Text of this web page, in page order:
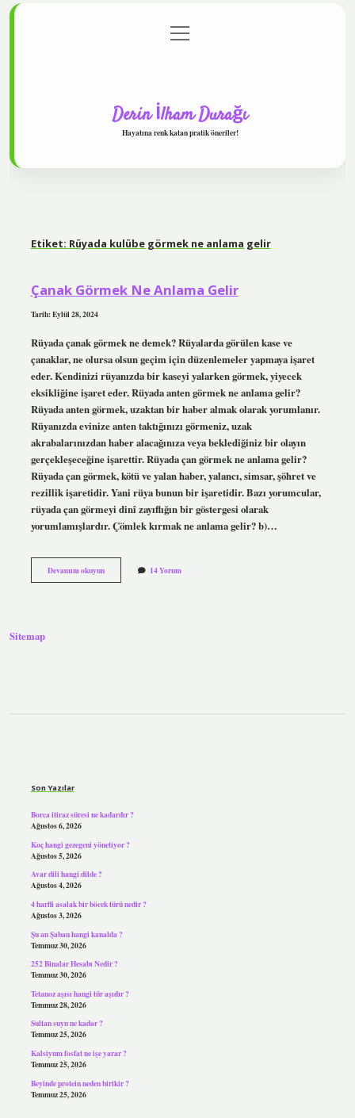
Gizlilik Politikası
menüyü
aç
Derin İlham Durağı
Hayatına renk katan pratik öneriler!
Etiket: Rüyada kulübe görmek ne anlama gelir
Çanak Görmek Ne Anlama Gelir
Tarih: Eylül 28, 2024
Rüyada çanak görmek ne demek? Rüyalarda görülen kase ve
çanaklar, ne olursa olsun geçim için düzenlemeler yapmaya işaret
eder. Kendinizi rüyanızda bir kaseyi yalarken görmek, yiyecek
eksikliğine işaret eder. Rüyada anten görmek ne anlama gelir?
Rüyada anten görmek, uzaktan bir haber almak olarak yorumlanır.
Rüyanızda evinize anten taktığınızı görmeniz, uzak
akrabalarınızdan haber alacağınıza veya beklediğiniz bir olayın
gerçekleşeceğine işarettir. Rüyada çan görmek ne anlama gelir?
Rüyada çan görmek, kötü ve yalan haber, yalancı, simsar, şöhret ve
rezillik işaretidir. Yani rüya bunun bir işaretidir. Bazı yorumcular,
rüyada çan görmeyi dinî zayıflığın bir göstergesi olarak
yorumlamışlardır. Çömlek kırmak ne anlama gelir? b)…
Devamını okuyunÇanak
Görmek
14 Yorum
Sitemap
Son Yazılar
Borca itiraz süresi ne kadardır ?
Ağustos 6, 2026
Koç hangi gezegeni yönetiyor ?
Ağustos 5, 2026
Avar dili hangi dilde ?
Ağustos 4, 2026
4 harfli asalak bir böcek türü nedir ?
Ağustos 3, 2026
Şu an Şaban hangi kanalda ?
Temmuz 30, 2026
252 Binalar Hesabı Nedir ?
Temmuz 30, 2026
Tetanoz aşısı hangi tür aşıdır ?
Temmuz 28, 2026
Sultan suyu ne kadar ?
Temmuz 25, 2026
Kalsiyum fosfat ne işe yarar ?
Temmuz 25, 2026
Beyinde protein neden birikir ?
Temmuz 25, 2026